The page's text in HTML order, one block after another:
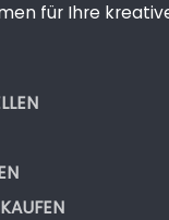
für Ihre